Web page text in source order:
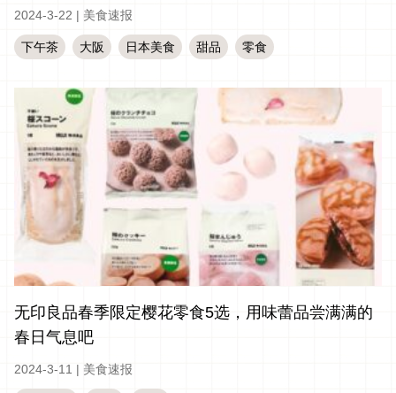
2024-3-22 | 美食速报
下午茶 大阪 日本美食 甜品 零食
无印良品春季限定樱花零食5选，用味蕾品尝满满的
春日气息吧
2024-3-11 | 美食速报